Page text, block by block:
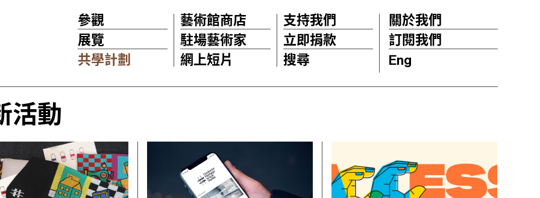
參觀
展覽
共學計劃
藝術館商店
駐場藝術家
網上短片
支持我們
立即捐款
搜尋
關於我們
訂閱我們
Eng
活動